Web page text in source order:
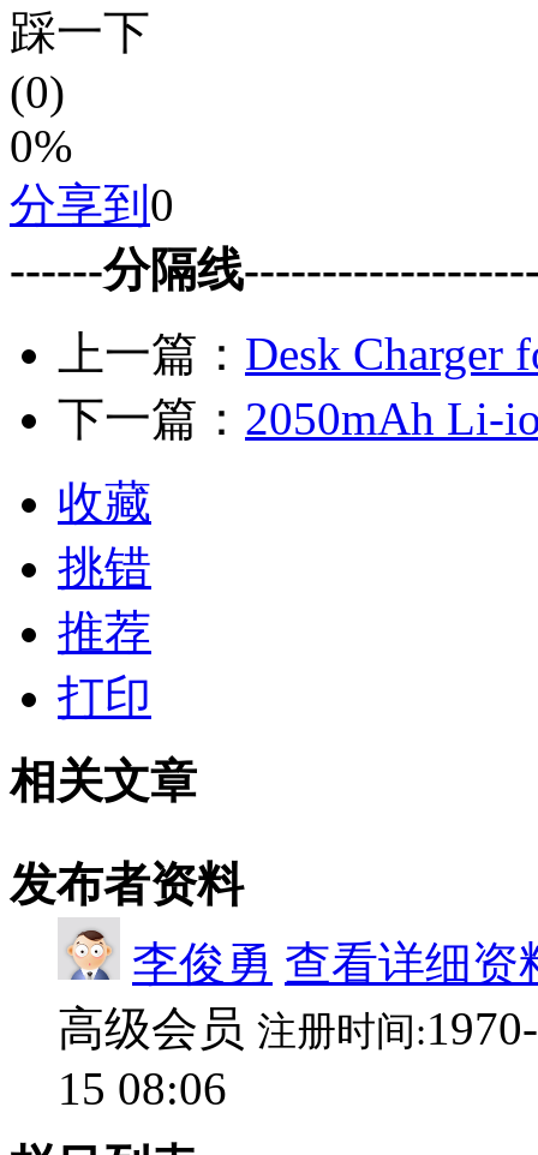
踩一下
(0)
0%
分享到 0
------分隔线
上一篇： Desk Charger
下一篇： 2050mAh Li-
收藏
挑错
推荐
打印
相关文章
发布者资料
李俊勇 查看详细资
高级会员 注册时间:
15 08:06